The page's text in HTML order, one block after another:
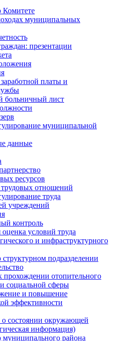
муниципальных
презентации
платы и
больничный лист
муниципальной
данные
ресурсов
трудовых отношений
труда
учреждений
контроль
условий труда
и инфраструктурного
подразделении
прохождении отопительного
социальной сферы
и повышение
эффективности
состоянии окружающей
информация)
муниципального района